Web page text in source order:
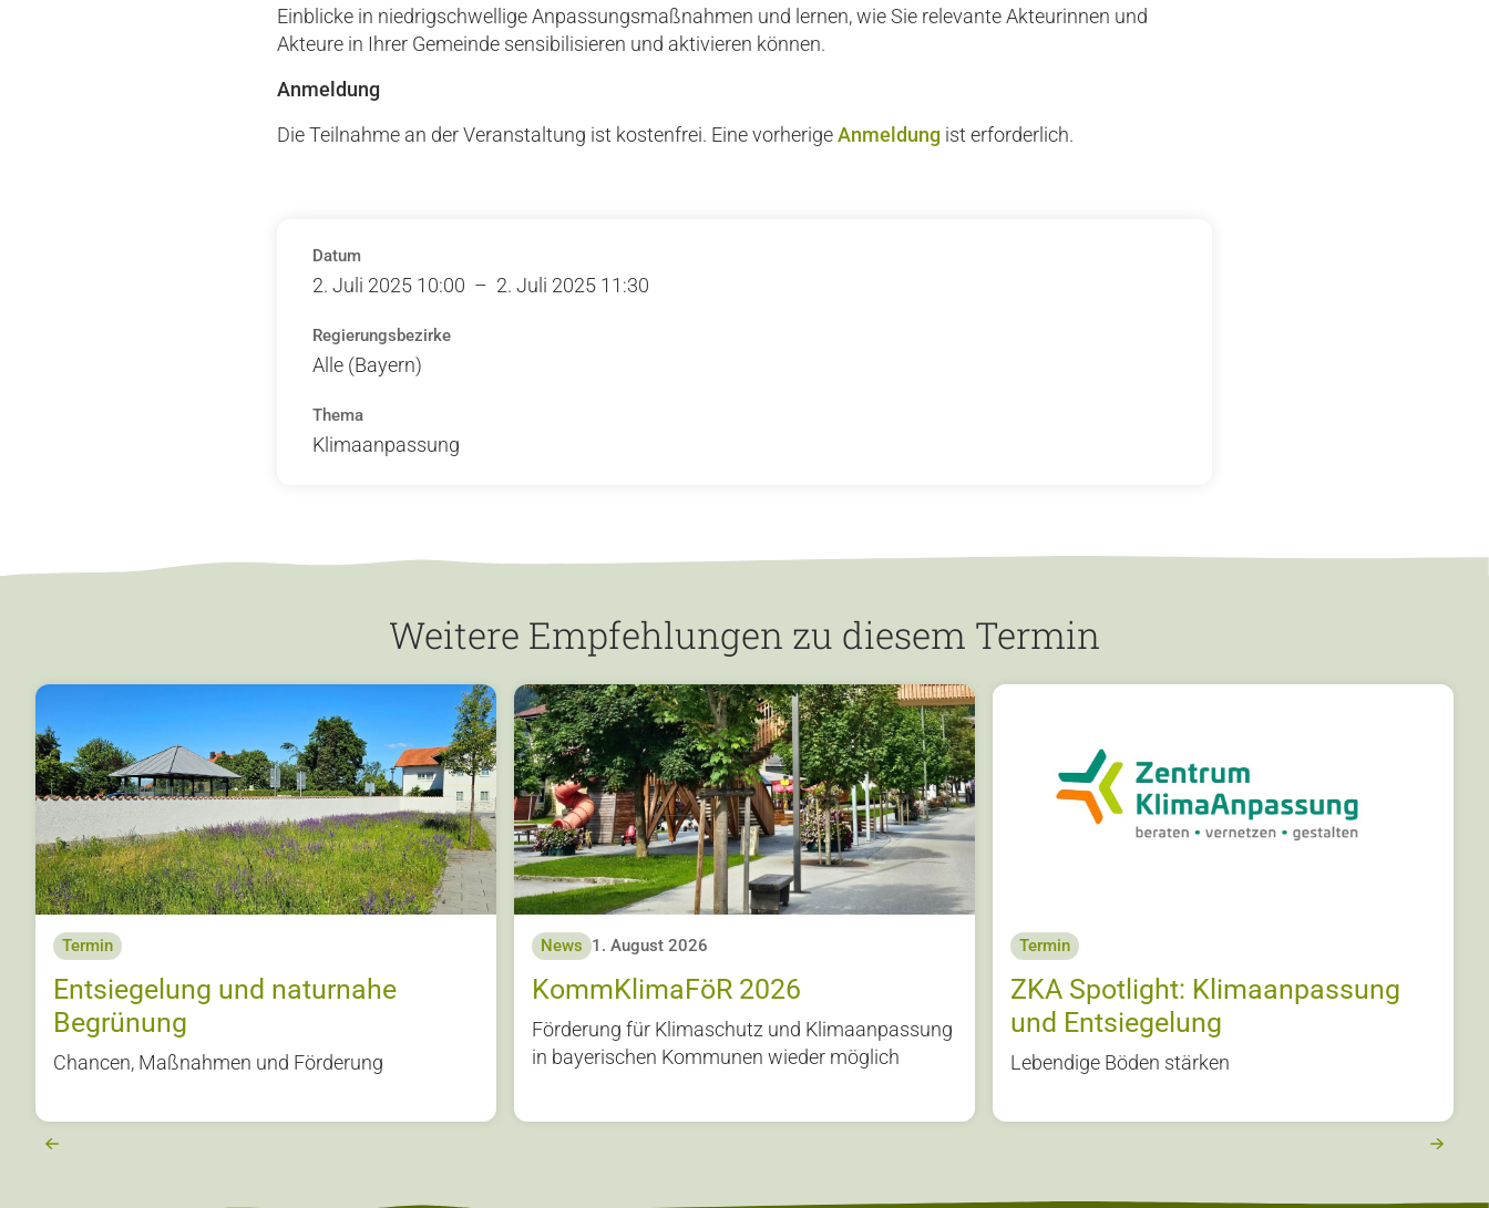
Einblicke in niedrigschwellige Anpassungsmaßnahmen und lernen, wie Sie relevante Akteurinnen und
Akteure in Ihrer Gemeinde sensibilisieren und aktivieren können.
Anmeldung
Die Teilnahme an der Veranstaltung ist kostenfrei. Eine vorherigeAnmeldung ist erforderlich.
Datum
2. Juli 2025 10:00 – 2. Juli 2025 11:30
Regierungsbezirke
Alle (Bayern)
Thema
Klimaanpassung
Weitere Empfehlungen zu diesem Termin
Termin
Entsiegelung und naturnahe
Begrünung
Chancen, Maßnahmen und Förderung
News 1. August 2026
KommKlimaFöR 2026
Förderung für Klimaschutz und Klimaanpassung
in bayerischen Kommunen wieder möglich
Termin
ZKA Spotlight: Klimaanpassung
und Entsiegelung
Lebendige Böden stärken